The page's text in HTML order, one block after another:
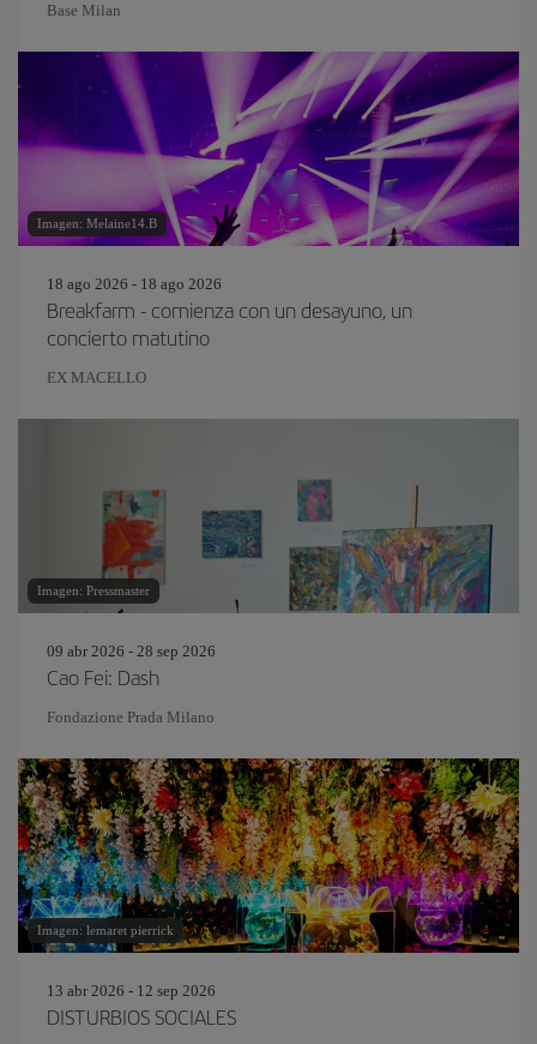
Base Milan
Imagen: Melaine14.B
18 ago 2026 - 18 ago 2026
Breakfarm - comienza con un desayuno, un
concierto matutino
EX MACELLO
Imagen: Pressmaster
09 abr 2026 - 28 sep 2026
Cao Fei: Dash
Fondazione Prada Milano
Imagen: lemaret pierrick
13 abr 2026 - 12 sep 2026
DISTURBIOS SOCIALES